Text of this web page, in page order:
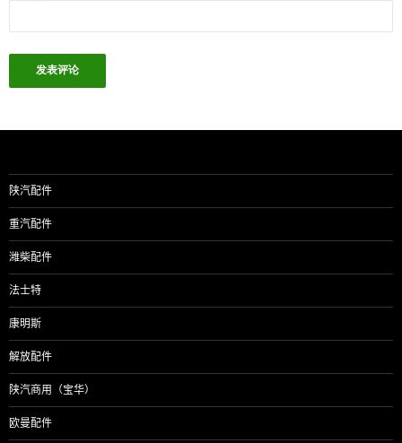
陕汽配件
重汽配件
潍柴配件
法士特
康明斯
解放配件
陕汽商用（宝华）
欧曼配件